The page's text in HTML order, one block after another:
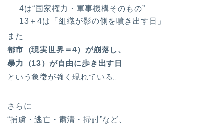
4は“国家権力・軍事機構そのもの”
13＋4は「組織が影の側を噴き出す日」
また
都市（現実世界＝4）が崩落し、
暴力（13）が自由に歩き出す日
という象徴が強く現れている。
さらに
“捕虜・逃亡・粛清・掃討”など、